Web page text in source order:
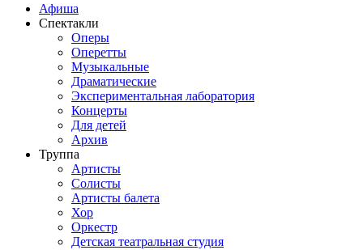
Афиша
Спектакли
Оперы
Оперетты
Музыкальные
Драматические
Экспериментальная лаборатория
Концерты
Для детей
Архив
Труппа
Артисты
Солисты
Артисты балета
Хор
Оркестр
Детская театральная студия